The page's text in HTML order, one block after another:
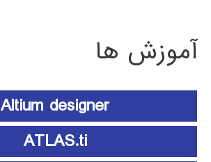
آموزش ها
Altium designer
ATLAS.ti